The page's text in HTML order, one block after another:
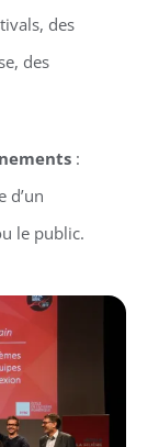
des
des
:
d’un
le public.